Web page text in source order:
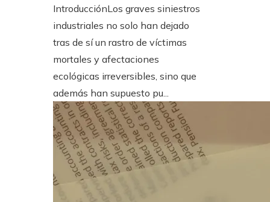
IntroducciónLos graves siniestros
industriales no solo han dejado
tras de sí un rastro de víctimas
mortales y afectaciones
ecológicas irreversibles, sino que
además han supuesto pu...